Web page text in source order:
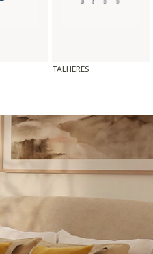
TALHERES